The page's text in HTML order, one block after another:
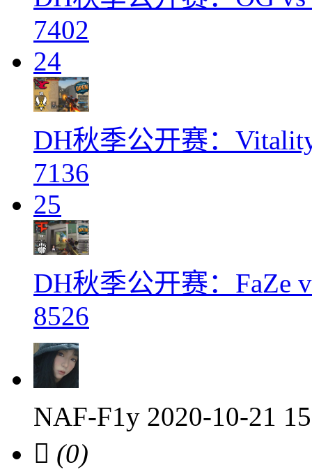
7402
24
DH秋季公开赛：
7136
25
DH秋季公开赛：FaZe
8526
NAF-F1y 2020-10-21
 (0)